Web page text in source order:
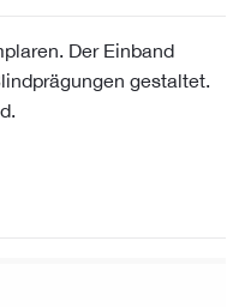
Der Einband
gestaltet.